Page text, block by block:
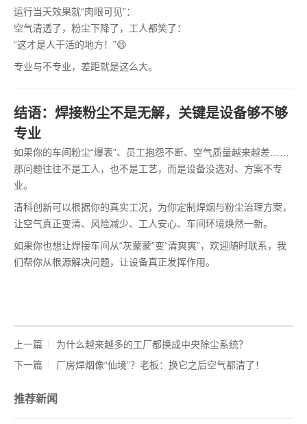
运行当天效果就“肉眼可见”：
空气清透了，粉尘下降了，工人都笑了：
“这才是人干活的地方！”😄
专业与不专业，差距就是这么大。
结语：焊接粉尘不是无解，关键是设备够不够
专业
如果你的车间粉尘“爆表”、员工抱怨不断、空气质量越来越差……
那问题往往不是工人，也不是工艺，而是设备没选对、方案不专
业。
清科创新可以根据你的真实工况，为你定制焊烟与粉尘治理方案，
让空气真正变清、风险减少、工人安心、车间环境焕然一新。
如果你也想让焊接车间从“灰蒙蒙”变“清爽爽”，欢迎随时联系，我
们帮你从根源解决问题，让设备真正发挥作用。
上一篇
为什么越来越多的工厂都换成中央除尘系统？
下一篇
厂房焊烟像“仙境”？老板：换它之后空气都清了！
推荐新闻